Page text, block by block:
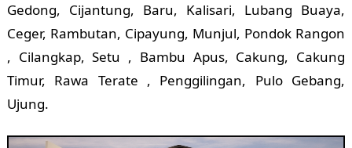
Gedong, Cijantung, Baru, Kalisari, Lubang Buaya,
Ceger, Rambutan, Cipayung, Munjul, Pondok Rangon
, Cilangkap, Setu , Bambu Apus, Cakung, Cakung
Timur, Rawa Terate , Penggilingan, Pulo Gebang,
Ujung.